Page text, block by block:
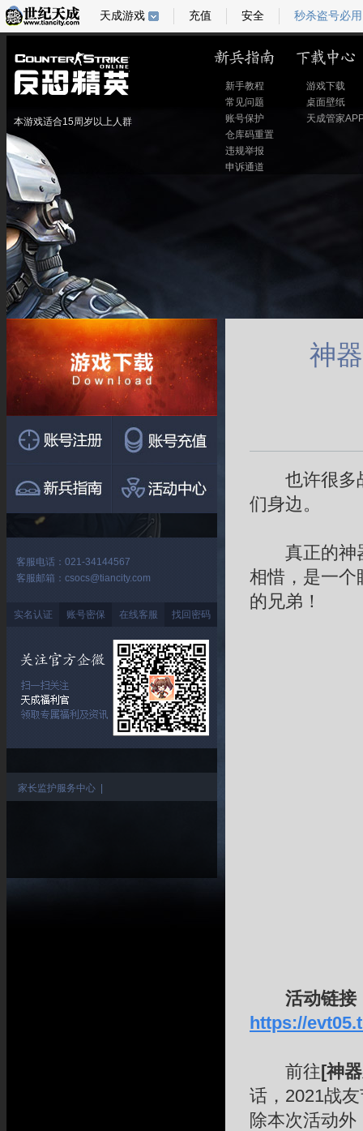
本游戏适合15周岁以上人群
新手教程
常见问题
账号保护
仓库码重置
违规举报
申诉通道
游戏下载
桌面壁纸
天成管家
神
也许很多战
们身边。
真正的神器
相惜，是一个
的兄弟！
活动链接
https://
前往[神
话，2021战
除本次活动
客服电话：021-34144567
客服邮箱：csocs@tiancity.com
实名认证 账号密保 在线客服 找回密码
家长监护服务中心
天成游戏 充值 安全 秒杀盗号必用